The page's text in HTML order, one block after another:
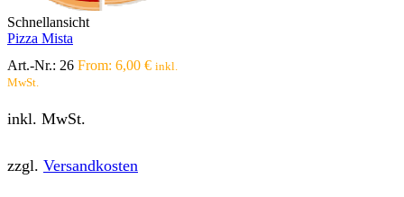
Schnellansicht
Pizza Mista
Art.-Nr.: 26 From: 6,00 € inkl.
MwSt.
inkl. MwSt.
zzgl. Versandkosten